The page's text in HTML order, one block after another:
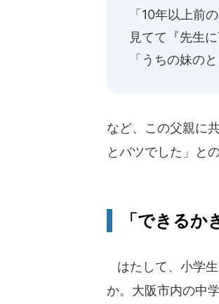
「10年以上前
見てて『先生
「うちの妹の
など、この父親に
とバツでした」と
「できるか
はたして、小学
か。大阪市内の中